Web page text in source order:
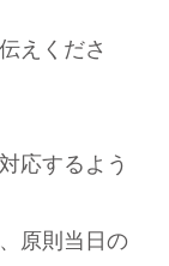
えくださ
応するよう
原則当日の